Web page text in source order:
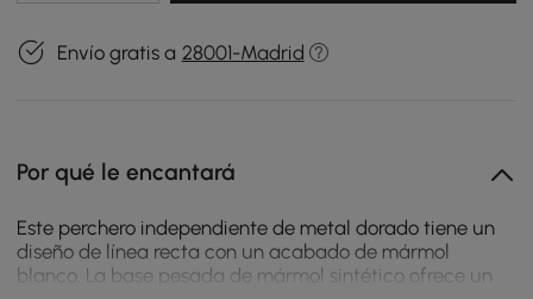
Envío gratis a 28001-Madrid
Por qué le encantará
Este perchero independiente de metal dorado tiene un
diseño de línea recta con un acabado de mármol
blanco. La base pesada de mármol sintético ofrece un